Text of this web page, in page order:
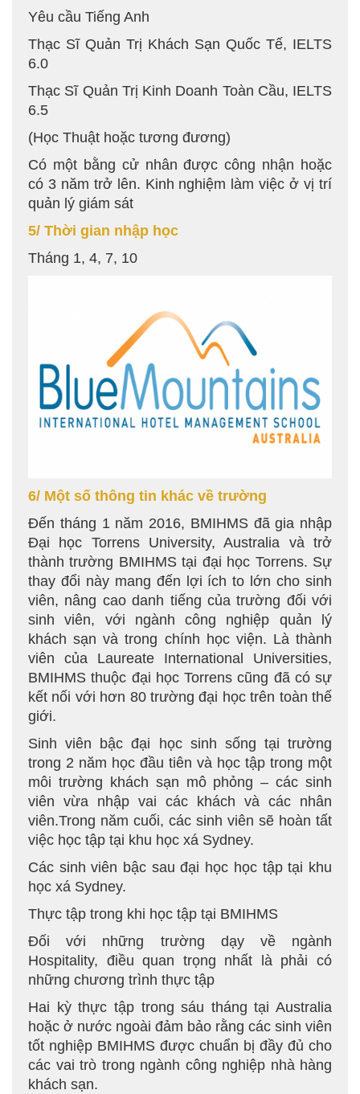
Yêu cầu Tiếng Anh
Thạc Sĩ Quản Trị Khách Sạn Quốc Tế, IELTS
6.0
Thạc Sĩ Quản Trị Kinh Doanh Toàn Cầu, IELTS
6.5
(Học Thuật hoặc tương đương)
Có một bằng cử nhân được công nhận hoặc
có 3 năm trở lên. Kinh nghiệm làm việc ở vị trí
quản lý giám sát
5/ Thời gian nhập học
Tháng 1, 4, 7, 10
6/ Một số thông tin khác về trường
Đến tháng 1 năm 2016, BMIHMS đã gia nhập
Đại học Torrens University, Australia và trở
thành trường BMIHMS tại đại học Torrens. Sự
thay đổi này mang đến lợi ích to lớn cho sinh
viên, nâng cao danh tiếng của trường đối với
sinh viên, với ngành công nghiệp quản lý
khách sạn và trong chính học viện. Là thành
viên của Laureate International Universities,
BMIHMS thuộc đại học Torrens cũng đã có sự
kết nối với hơn 80 trường đại học trên toàn thế
giới.
Sinh viên bậc đại học sinh sống tại trường
trong 2 năm học đầu tiên và học tập trong một
môi trường khách sạn mô phỏng – các sinh
viên vừa nhập vai các khách và các nhân
viên.Trong năm cuối, các sinh viên sẽ hoàn tất
việc học tập tại khu học xá Sydney.
Các sinh viên bậc sau đại học học tập tại khu
học xá Sydney.
Thực tập trong khi học tập tại BMIHMS
Đối với những trường dạy về ngành
Hospitality, điều quan trọng nhất là phải có
những chương trình thực tập
Hai kỳ thực tập trong sáu tháng tại Australia
hoặc ở nước ngoài đảm bảo rằng các sinh viên
tốt nghiệp BMIHMS được chuẩn bị đầy đủ cho
các vai trò trong ngành công nghiệp nhà hàng
khách sạn.